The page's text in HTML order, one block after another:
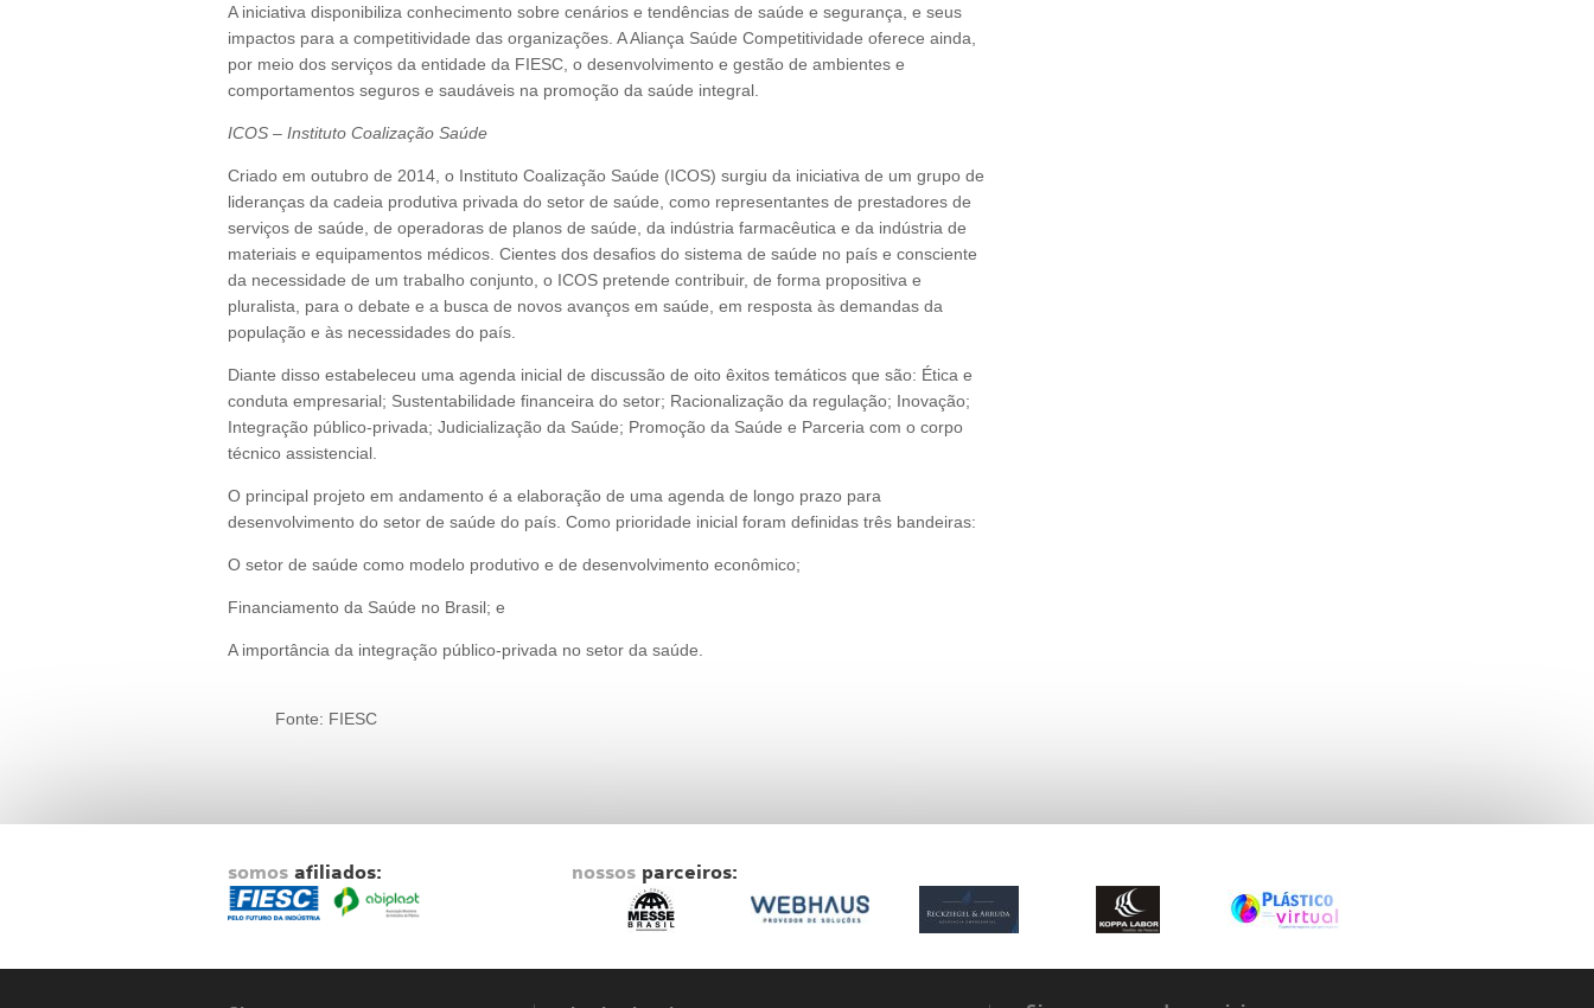
A iniciativa disponibiliza conhecimento sobre cenários e tendências de saúde e segurança, e seus
impactos para a competitividade das organizações. A Aliança Saúde Competitividade oferece ainda,
por meio dos serviços da entidade da FIESC, o desenvolvimento e gestão de ambientes e
comportamentos seguros e saudáveis na promoção da saúde integral.
ICOS – Instituto Coalização Saúde
Criado em outubro de 2014, o Instituto Coalização Saúde (ICOS) surgiu da iniciativa de um grupo de
lideranças da cadeia produtiva privada do setor de saúde, como representantes de prestadores de
serviços de saúde, de operadoras de planos de saúde, da indústria farmacêutica e da indústria de
materiais e equipamentos médicos. Cientes dos desafios do sistema de saúde no país e consciente
da necessidade de um trabalho conjunto, o ICOS pretende contribuir, de forma propositiva e
pluralista, para o debate e a busca de novos avanços em saúde, em resposta às demandas da
população e às necessidades do país.
Diante disso estabeleceu uma agenda inicial de discussão de oito êxitos temáticos que são: Ética e
conduta empresarial; Sustentabilidade financeira do setor; Racionalização da regulação; Inovação;
Integração público-privada; Judicialização da Saúde; Promoção da Saúde e Parceria com o corpo
técnico assistencial.
O principal projeto em andamento é a elaboração de uma agenda de longo prazo para
desenvolvimento do setor de saúde do país. Como prioridade inicial foram definidas três bandeiras:
O setor de saúde como modelo produtivo e de desenvolvimento econômico;
Financiamento da Saúde no Brasil; e
A importância da integração público-privada no setor da saúde.
Fonte: FIESC
somos afiliados: nossos parceiros: